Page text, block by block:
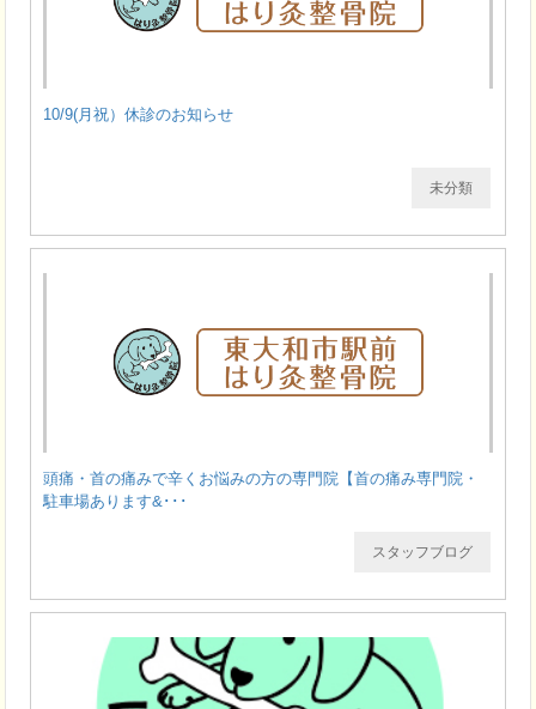
10/9(月祝）休診のお知らせ
未分類
頭痛・首の痛みで辛くお悩みの方の専門院【首の痛み専門院・
駐車場あります&･･･
スタッフブログ